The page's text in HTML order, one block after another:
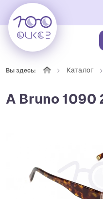
Вы здесь: Каталог
A Bruno 1090